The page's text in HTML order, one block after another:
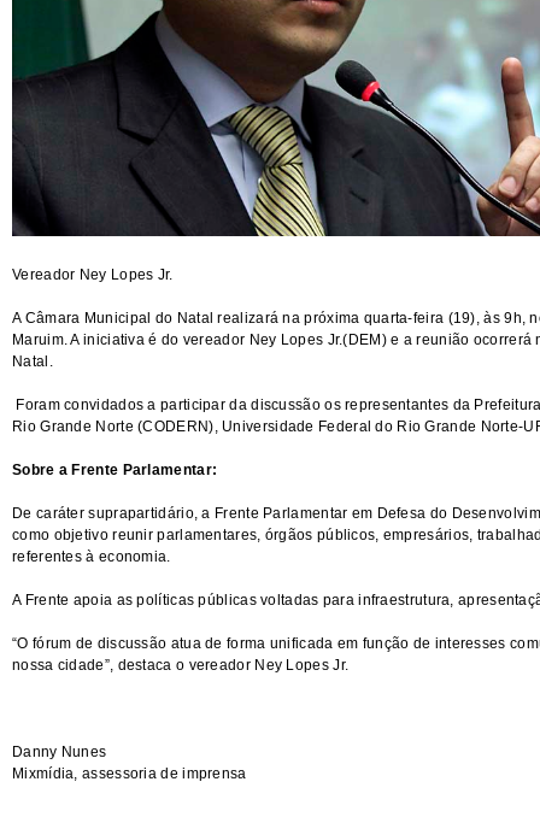
Vereador Ney Lopes Jr.
A Câmara Municipal do Natal realizará na próxima quarta-feira (19), às
Maruim. A iniciativa é do vereador Ney Lopes Jr.(DEM) e a reunião
Natal.
Foram convidados a participar da discussão os representantes da
Rio Grande Norte (CODERN), Universidade Federal do Rio Grande Norte-
Sobre a Frente Parlamentar:
De caráter suprapartidário, a Frente Parlamentar em Defesa do
como objetivo reunir parlamentares, órgãos públicos, empresários,
referentes à economia.
A Frente apoia as políticas públicas voltadas para infraestrutura,
“O fórum de discussão atua de forma unificada em função de interesses
nossa cidade”, destaca o vereador Ney Lopes Jr.
Danny Nunes
Mixmídia, assessoria de imprensa